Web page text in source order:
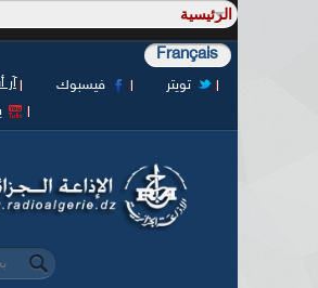
Français
فيسبوك
تويتر